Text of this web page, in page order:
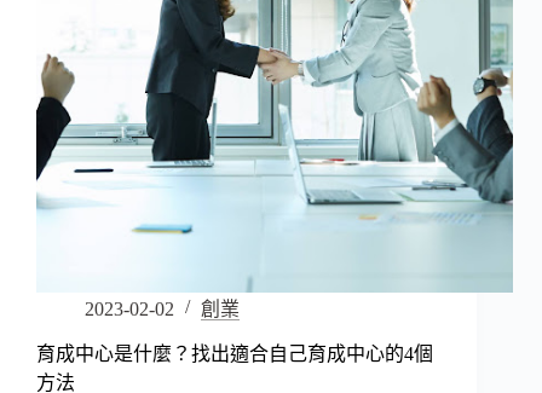
2023-02-02 創業
育成中心是什麼？找出適合自己育成中心的4個
方法